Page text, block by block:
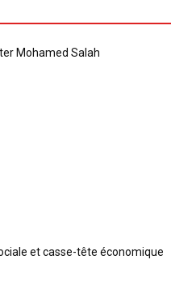
Mohamed Salah
et casse-tête économique